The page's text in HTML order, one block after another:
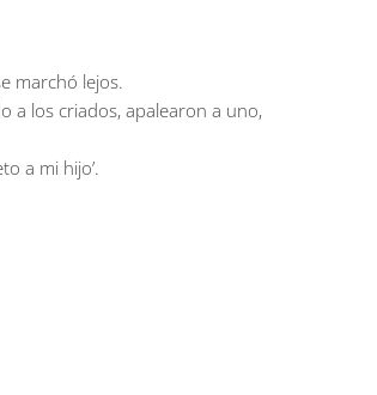
marchó lejos.
a los criados, apalearon a uno,
a mi hijo’.